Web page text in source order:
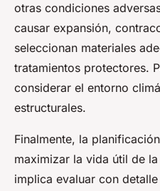
otras condiciones
causar expansión,
seleccionan materiales
tratamientos protectores.
considerar el entorno
estructurales.
Finalmente, la
maximizar la vida útil de
implica evaluar con